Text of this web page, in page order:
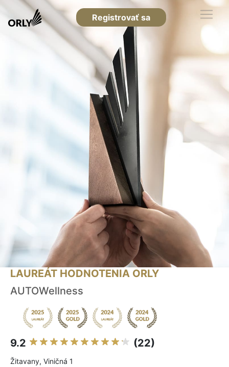
Registrovať sa
LAUREÁT HODNOTENIA ORLY
AUTOWellness
9.2 (22)
Žitavany, Viničná 1